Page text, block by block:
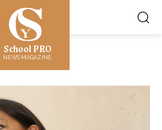
School PRO
NEWS MAGAZINE